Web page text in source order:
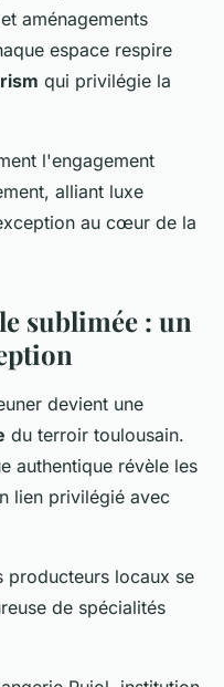
aménagements
espace respire
qui privilégie la
l'engagement
alliant luxe
au cœur de la
sublimée : un
devient une
du terroir toulousain.
authentique révèle les
lien privilégié avec
producteurs locaux se
de spécialités